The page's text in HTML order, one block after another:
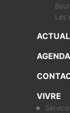
Les
AGENDA
VIVRE